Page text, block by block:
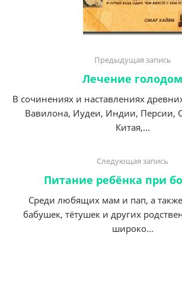
Предыдущая запись
Лечение голодом
В сочинениях и наставлениях
Вавилона, Иудеи, Индии, Персии,
Китая,...
Следующая запись
Питание ребёнка при
Среди любящих мам и пап, а
бабушек, тётушек и других
широко...